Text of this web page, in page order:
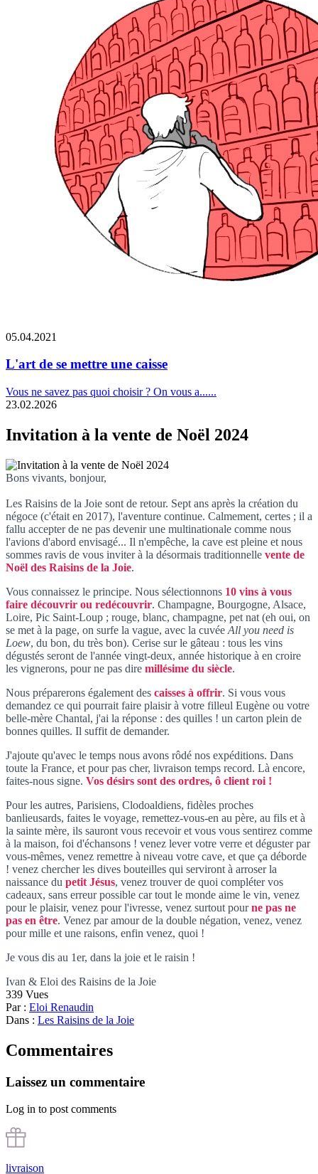
05.04.2021
L'art de se mettre une caisse
Vous ne savez pas quoi choisir ? On vous a......
23.02.2026
Invitation à la vente de Noël 2024
Bons vivants, bonjour,
Les Raisins de la Joie sont de retour. Sept ans après la création du
négoce (c'était en 2017), l'aventure continue. Calmement, certes ; il a
fallu accepter de ne pas devenir une multinationale comme nous
l'avions d'abord envisagé... Il n'empêche, la cave est pleine et nous
sommes ravis de vous inviter à la désormais traditionnelle vente de
Noël des Raisins de la Joie.
Vous connaissez le principe. Nous sélectionnons 10 vins à vous
faire découvrir ou redécouvrir. Champagne, Bourgogne, Alsace,
Loire, Pic Saint-Loup ; rouge, blanc, champagne, pet nat (eh oui, on
se met à la page, on surfe la vague, avec la cuvée All you need is
Loew, du bon, du très bon). Cerise sur le gâteau : tous les vins
dégustés seront de l'année vingt-deux, année historique à en croire
les vignerons, pour ne pas dire millésime du siècle.
Nous préparerons également des caisses à offrir. Si vous vous
demandez ce qui pourrait faire plaisir à votre filleul Eugène ou votre
belle-mère Chantal, j'ai la réponse : des quilles ! un carton plein de
bonnes quilles. Il suffit de demander.
J'ajoute qu'avec le temps nous avons rôdé nos expéditions. Dans
toute la France, et pour pas cher, livraison temps record. Là encore,
faites-nous signe. Vos désirs sont des ordres, ô client roi !
Pour les autres, Parisiens, Clodoaldiens, fidèles proches
banlieusards, faites le voyage, remettez-vous-en au père, au fils et à
la sainte mère, ils sauront vous recevoir et vous vous sentirez comme
à la maison, foi d'échansons ! venez lever votre verre et déguster par
vous-mêmes, venez remettre à niveau votre cave, et que ça déborde
! venez chercher les dives bouteilles qui serviront à arroser la
naissance du petit Jésus, venez trouver de quoi compléter vos
cadeaux, sans erreur possible car tout le monde aime le vin, venez
pour le plaisir, venez pour l'ivresse, venez surtout pourne pas ne
pas en être. Venez par amour de la double négation, venez, venez
pour mille et une raisons, enfin venez, quoi !
Je vous dis au 1er, dans la joie et le raisin !
Ivan & Eloi des Raisins de la Joie
339 Vues
Par : Eloi Renaudin
Dans : Les Raisins de la Joie
Commentaires
Laissez un commentaire
Log in to post comments
livraison